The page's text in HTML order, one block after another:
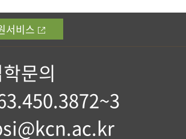
서비스
문의